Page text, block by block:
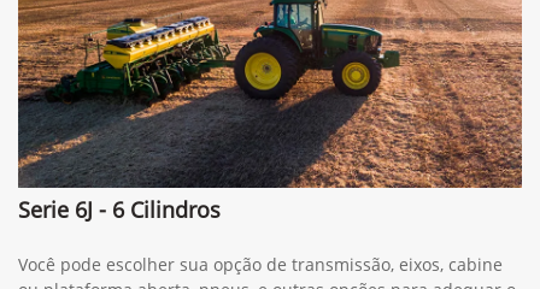
Preferência de contato:
Whatsapp Telefone Email
Li e aceito aPolítica de Termos de Uso e de Privacidade.
Entrar em contato